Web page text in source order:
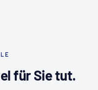
für Sie tut.